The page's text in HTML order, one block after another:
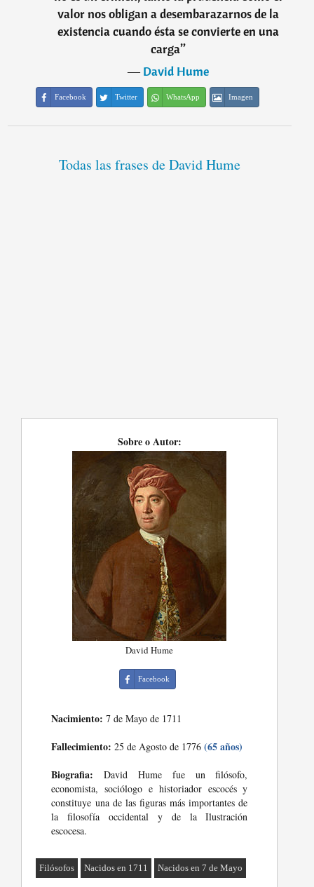
valor nos obligan a desembarazarnos de la
existencia cuando ésta se convierte en una
carga”
―David Hume
Facebook Twitter WhatsApp Imagen
Todas las frases de David Hume
Sobre o Autor:
David Hume
Facebook
Nacimiento: 7 de Mayo de 1711
Fallecimiento: 25 de Agosto de 1776(65 años)
Biografia: David Hume fue un filósofo,
economista, sociólogo e historiador escocés y
constituye una de las figuras más importantes de
la filosofía occidental y de la Ilustración
escocesa.
Filósofos Nacidos en 1711 Nacidos en 7 de Mayo